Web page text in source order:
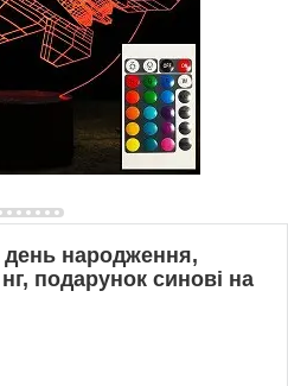
день народження,
подарунок синові на